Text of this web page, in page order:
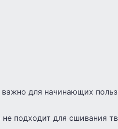
важно для начинающих
подходит для сшивания